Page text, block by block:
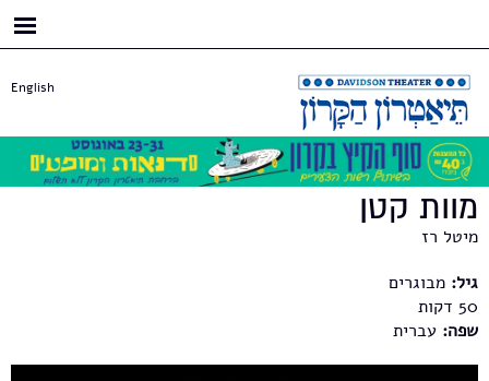
English
מוות קטן
מיטל רז
גיל: מבוגרים
50
שפה: עברית